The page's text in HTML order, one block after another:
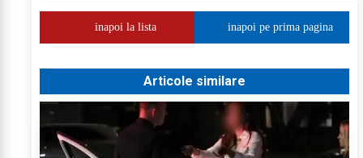
inapoi la lista inapoi pe prima pagina
Articole similare